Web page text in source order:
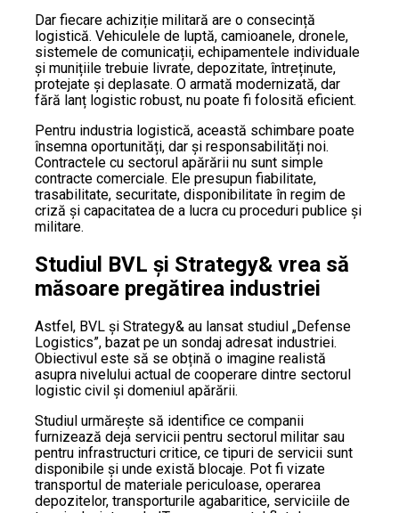
Dar fiecare achiziție militară are o consecință
logistică. Vehiculele de luptă, camioanele, dronele,
sistemele de comunicații, echipamentele individuale
și munițiile trebuie livrate, depozitate, întreținute,
protejate și deplasate. O armată modernizată, dar
fără lanț logistic robust, nu poate fi folosită eficient.
Pentru industria logistică, această schimbare poate
însemna oportunități, dar și responsabilități noi.
Contractele cu sectorul apărării nu sunt simple
contracte comerciale. Ele presupun fiabilitate,
trasabilitate, securitate, disponibilitate în regim de
criză și capacitatea de a lucra cu proceduri publice și
militare.
Studiul BVL și Strategy& vrea să
măsoare pregătirea industriei
Astfel, BVL și Strategy& au lansat studiul „Defense
Logistics”, bazat pe un sondaj adresat industriei.
Obiectivul este să se obțină o imagine realistă
asupra nivelului actual de cooperare dintre sectorul
logistic civil și domeniul apărării.
Studiul urmărește să identifice ce companii
furnizează deja servicii pentru sectorul militar sau
pentru infrastructuri critice, ce tipuri de servicii sunt
disponibile și unde există blocaje. Pot fi vizate
transportul de materiale periculoase, operarea
depozitelor, transporturile agabaritice, serviciile de